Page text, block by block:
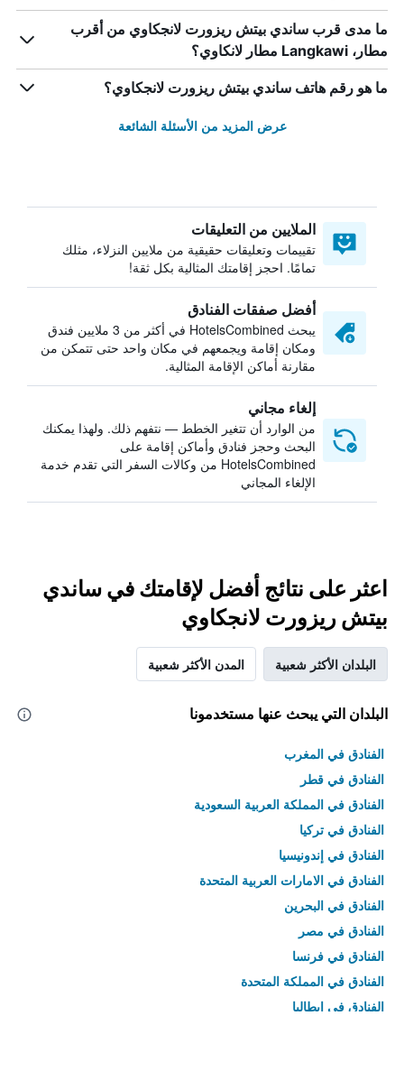
ما مدى قرب ساندي بيتش ريزورت لانجكاوي من أقرب
مطار، Langkawi مطار لانكاوي؟
ما هو رقم هاتف ساندي بيتش ريزورت لانجكاوي؟
عرض المزيد من الأسئلة الشائعة
الملايين من التعليقات
تقييمات وتعليقات حقيقية من ملايين النزلاء، مثلك
تمامًا. احجز إقامتك المثالية بكل ثقة!
أفضل صفقات الفنادق
يبحث HotelsCombined في أكثر من 3 ملايين فندق
ومكان إقامة ويجمعهم في مكان واحد حتى تتمكن من
مقارنة أماكن الإقامة المثالية.
إلغاء مجاني
من الوارد أن تتغير الخطط — نتفهم ذلك. ولهذا يمكنك
البحث وحجز فنادق وأماكن إقامة على
HotelsCombined من وكالات السفر التي تقدم خدمة
الإلغاء المجاني
اعثر على نتائج أفضل لإقامتك في ساندي
بيتش ريزورت لانجكاوي
البلدان الأكثر شعبية المدن الأكثر شعبية
البلدان التي يبحث عنها مستخدمونا
الفنادق في المغرب
الفنادق في قطر
الفنادق في المملكة العربية السعودية
الفنادق في تركيا
الفنادق في إندونيسيا
الفنادق في الامارات العربية المتحدة
الفنادق في البحرين
الفنادق في مصر
الفنادق في فرنسا
الفنادق في المملكة المتحدة
الفنادق في إيطاليا